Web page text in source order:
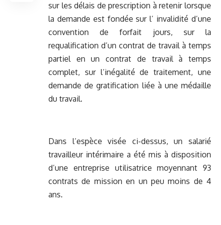
sur les délais de prescription à retenir lorsque
la demande est fondée sur l’ invalidité d’une
convention de forfait jours, sur la
requalification d’un contrat de travail à temps
partiel en un contrat de travail à temps
complet, sur l’inégalité de traitement, une
demande de gratification liée à une médaille
du travail.
Dans l’espèce visée ci-dessus, un salarié
travailleur intérimaire a été mis à disposition
d’une entreprise utilisatrice moyennant 93
contrats de mission en un peu moins de 4
ans.